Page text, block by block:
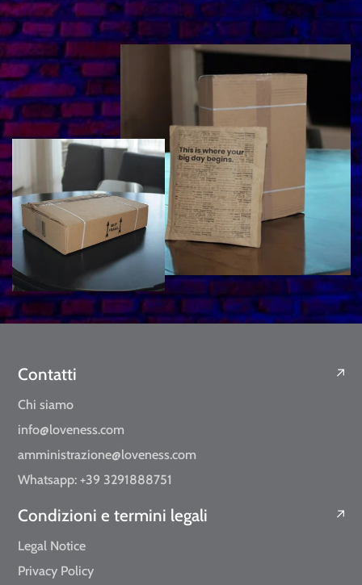
Contatti
Chi siamo
info@loveness.com
amministrazione@loveness.com
Whatsapp: +39 3291888751
Condizioni e termini legali
Legal Notice
Privacy Policy